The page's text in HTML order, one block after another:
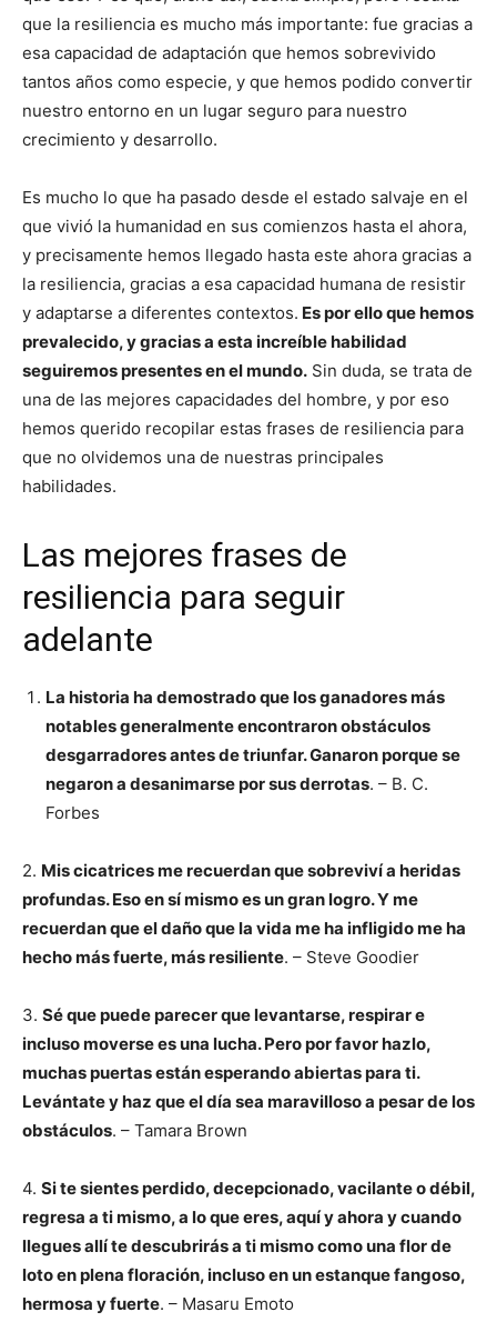
que la resiliencia es mucho más importante: fue gracias a
esa capacidad de adaptación que hemos sobrevivido
tantos años como especie, y que hemos podido convertir
nuestro entorno en un lugar seguro para nuestro
crecimiento y desarrollo.
Es mucho lo que ha pasado desde el estado salvaje en el
que vivió la humanidad en sus comienzos hasta el ahora,
y precisamente hemos llegado hasta este ahora gracias a
la resiliencia, gracias a esa capacidad humana de resistir
y adaptarse a diferentes contextos. Es por ello que hemos
prevalecido, y gracias a esta increíble habilidad
seguiremos presentes en el mundo. Sin duda, se trata de
una de las mejores capacidades del hombre, y por eso
hemos querido recopilar estas frases de resiliencia para
que no olvidemos una de nuestras principales
habilidades.
Las mejores frases de
resiliencia para seguir
adelante
La historia ha demostrado que los ganadores más
notables generalmente encontraron obstáculos
desgarradores antes de triunfar. Ganaron porque se
negaron a desanimarse por sus derrotas. – B. C.
Forbes
2. Mis cicatrices me recuerdan que sobreviví a heridas
profundas. Eso en sí mismo es un gran logro. Y me
recuerdan que el daño que la vida me ha infligido me ha
hecho más fuerte, más resiliente. – Steve Goodier
3. Sé que puede parecer que levantarse, respirar e
incluso moverse es una lucha. Pero por favor hazlo,
muchas puertas están esperando abiertas para ti.
Levántate y haz que el día sea maravilloso a pesar de los
obstáculos. – Tamara Brown
4. Si te sientes perdido, decepcionado, vacilante o débil,
regresa a ti mismo, a lo que eres, aquí y ahora y cuando
llegues allí te descubrirás a ti mismo como una flor de
loto en plena floración, incluso en un estanque fangoso,
hermosa y fuerte. – Masaru Emoto